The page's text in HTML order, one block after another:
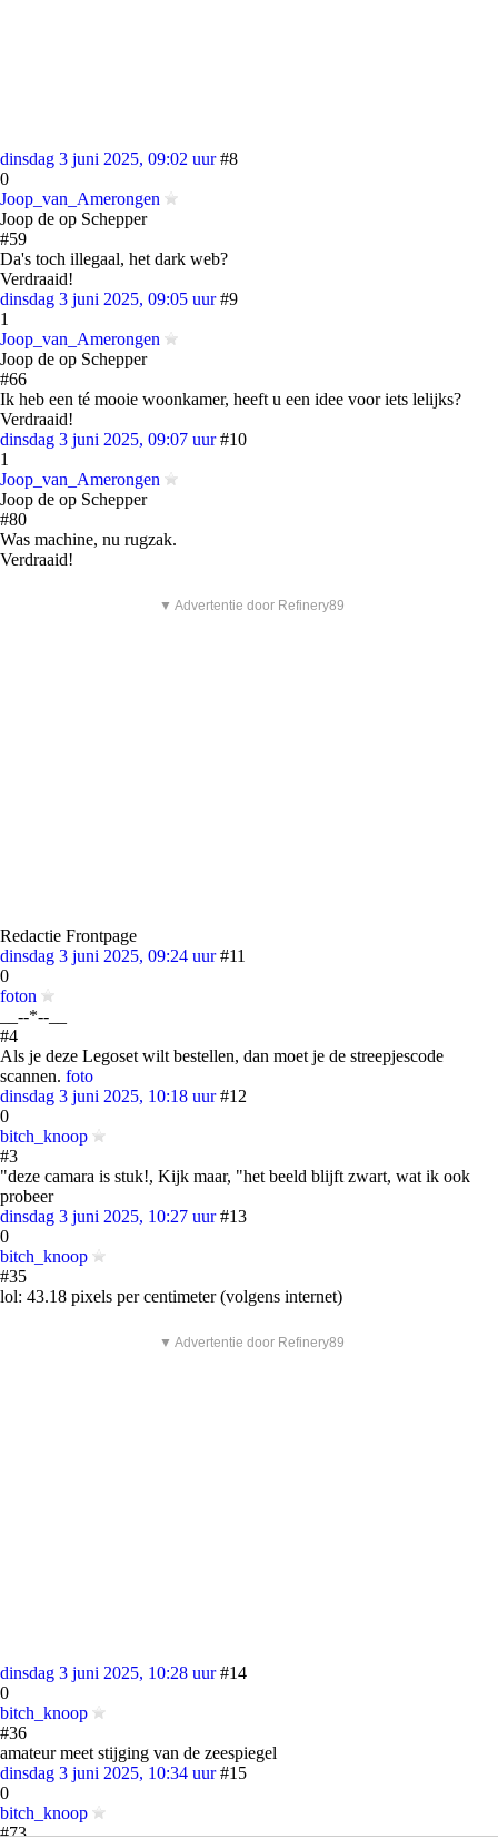
dinsdag 3 juni 2025, 09:02 uur #8
0
Joop_van_Amerongen
Joop de op Schepper
#59
Da's toch illegaal, het dark web?
Verdraaid!
dinsdag 3 juni 2025, 09:05 uur #9
1
Joop_van_Amerongen
Joop de op Schepper
#66
Ik heb een té mooie woonkamer, heeft u een idee voor iets lelijks?
Verdraaid!
dinsdag 3 juni 2025, 09:07 uur #10
1
Joop_van_Amerongen
Joop de op Schepper
#80
Was machine, nu rugzak.
Verdraaid!
▼ Advertentie door Refinery89
Redactie Frontpage
dinsdag 3 juni 2025, 09:24 uur #11
0
foton
__--*--__
#4
Als je deze Legoset wilt bestellen, dan moet je de streepjescode
scannen. foto
dinsdag 3 juni 2025, 10:18 uur #12
0
bitch_knoop
#3
"deze camara is stuk!, Kijk maar, "het beeld blijft zwart, wat ik ook
probeer
dinsdag 3 juni 2025, 10:27 uur #13
0
bitch_knoop
#35
lol: 43.18 pixels per centimeter (volgens internet)
▼ Advertentie door Refinery89
dinsdag 3 juni 2025, 10:28 uur #14
0
bitch_knoop
#36
amateur meet stijging van de zeespiegel
dinsdag 3 juni 2025, 10:34 uur #15
0
bitch_knoop
#73